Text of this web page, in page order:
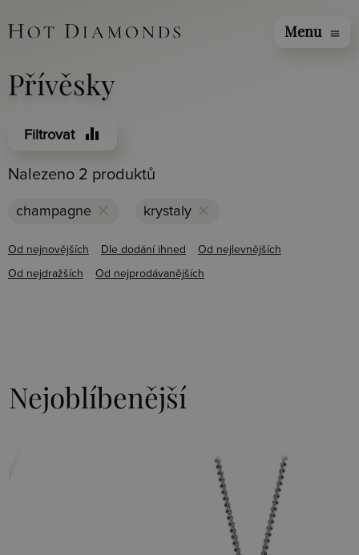
Menu menu
Přívěsky
Filtrovat equalizer
Nalezeno 2 produktů
champagne clear krystaly clear
Od nejnovějších Dle dodání ihned Od nejlevnějších
Od nejdražších Od nejprodávanějších
Nejoblíbenější